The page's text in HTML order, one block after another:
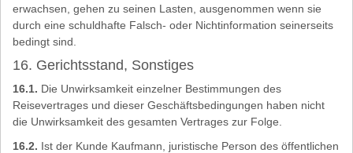
erwachsen, gehen zu seinen Lasten, ausgenommen wenn sie
durch eine schuldhafte Falsch- oder Nichtinformation seinerseits
bedingt sind.
16. Gerichtsstand, Sonstiges
16.1. Die Unwirksamkeit einzelner Bestimmungen des
Reisevertrages und dieser Geschäftsbedingungen haben nicht
die Unwirksamkeit des gesamten Vertrages zur Folge.
16.2. Ist der Kunde Kaufmann, juristische Person des öffentlichen